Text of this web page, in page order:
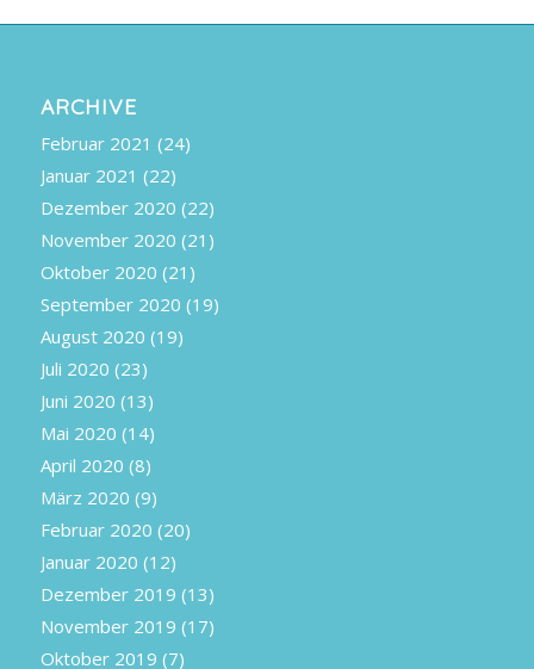
ARCHIVE
Februar 2021 (24)
Januar 2021 (22)
Dezember 2020 (22)
November 2020 (21)
Oktober 2020 (21)
September 2020 (19)
August 2020 (19)
Juli 2020 (23)
Juni 2020 (13)
Mai 2020 (14)
April 2020 (8)
März 2020 (9)
Februar 2020 (20)
Januar 2020 (12)
Dezember 2019 (13)
November 2019 (17)
Oktober 2019 (7)